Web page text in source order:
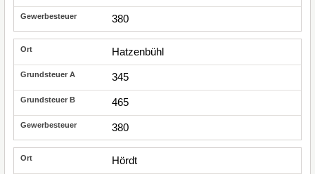
380
Hatzenbühl
345
465
380
Hördt